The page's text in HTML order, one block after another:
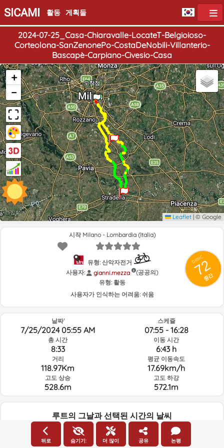
SICAMI 활동 게획들
2024-07-25_Casa-Chiaravalle-LocateT-Belgioioso-
Corteolona-SanZenonePo-CostaDeNobili-Villanterio-
Bascapè-Carpiano-Civesio-Casa
출발점
도착점
+
−
Leaflet | © Google
GRSIC
72
중간
시작 Milano - Lombardia (Italia)
유형: 산악자전거
사용자:
gianni.mezza
(공공의)
유형: 활동
사용자가 인식하는 어려움: 쉬움
날짜'
7/25/2024 05:55 AM
총 시간
8:33
거리
118.97Km
고도 상승
528.6m
스케쥴
07:55 - 16:28
이동 시간
6:43 h
평균 이동속도
17.69km/h
고도 하강
572.1m
루트의 그날과 선택된 시간의 날씨
05:00
뒤로 숨기기: 더 많이 공유 논평